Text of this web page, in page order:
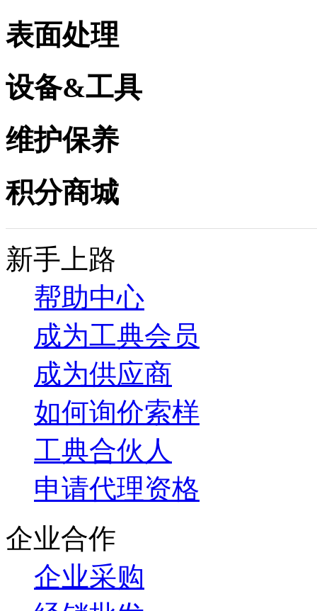
表面处理
设备&工具
维护保养
积分商城
新手上路
帮助中心
成为工典会员
成为供应商
如何询价索样
工典合伙人
申请代理资格
企业合作
企业采购